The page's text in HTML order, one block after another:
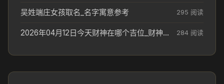
吴姓端庄女孩取名_名字寓意参考 295 阅读
2026年04月12日今天财神在哪个吉位_财神方位参考 284 阅读